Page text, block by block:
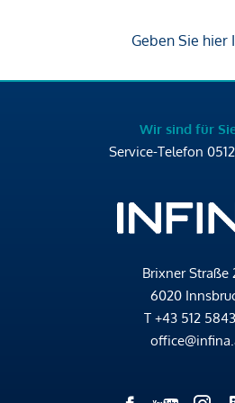
Geben Sie hier
Wir sind für
Service-Telefon
Brixner Straße
6020
T +43 512